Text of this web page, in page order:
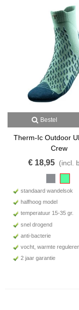
Bestel
Therm-Ic Outdoor
Crew
€ 18,95 (incl.
standaard wandelsok
halfhoog model
temperatuur 15-35 gr.
snel drogend
anti-bacterie
vocht, warmte
2 jaar garantie